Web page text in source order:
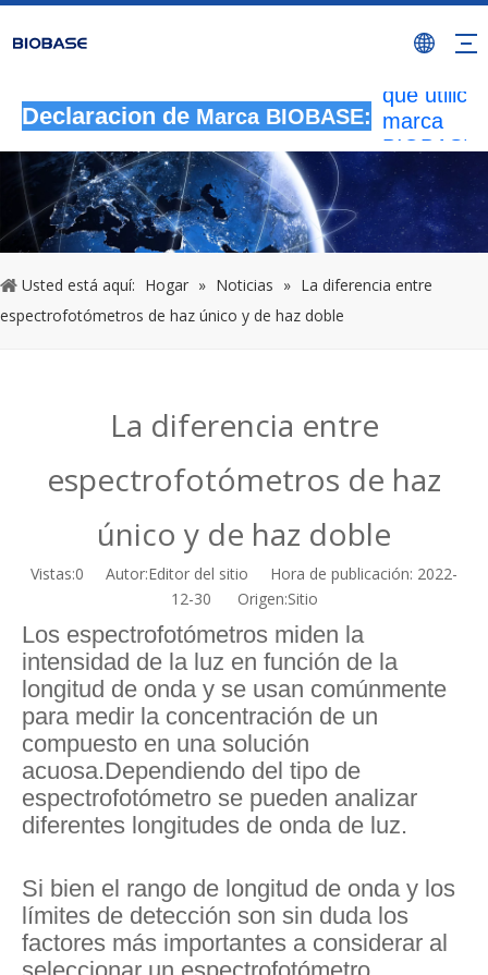
Declaracion de Marca BIOBASE:
Todas las
que
marca
BIOBASE
serán
una
Usted está aquí: Hogar » Noticias » La diferencia entre
espectrofotómetros de haz único y de haz doble
La diferencia entre
espectrofotómetros de haz
único y de haz doble
Vistas:0 Autor:Editor del sitio Hora de publicación: 2022-
12-30 Origen:Sitio
Los espectrofotómetros miden la
intensidad de la luz en función de la
longitud de onda y se usan comúnmente
para medir la concentración de un
compuesto en una solución
acuosa.Dependiendo del tipo de
espectrofotómetro se pueden analizar
diferentes longitudes de onda de luz.
Si bien el rango de longitud de onda y los
límites de detección son sin duda los
factores más importantes a considerar al